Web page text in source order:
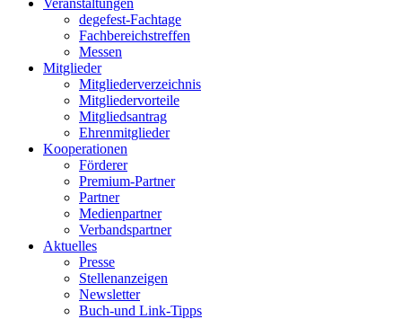
Veranstaltungen
degefest-Fachtage
Fachbereichstreffen
Messen
Mitglieder
Mitgliederverzeichnis
Mitgliedervorteile
Mitgliedsantrag
Ehrenmitglieder
Kooperationen
Förderer
Premium-Partner
Partner
Medienpartner
Verbandspartner
Aktuelles
Presse
Stellenanzeigen
Newsletter
Buch-und Link-Tipps